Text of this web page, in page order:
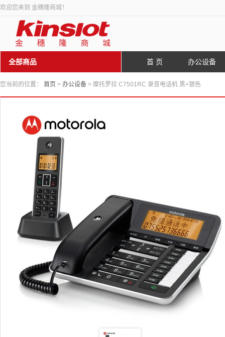
欢迎您来到 金穗隆商城！
全部商品 首 页 办公设备
您当前的位置： 首页 > 办公设备 > 摩托罗拉 C7501RC 录音电话机 黑+银色